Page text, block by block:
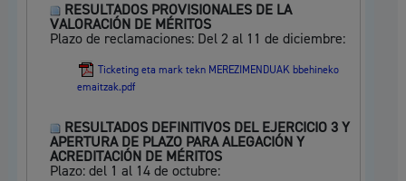
RESULTADOS PROVISIONALES DE LA
VALORACIÓN DE MÉRITOS
Plazo de reclamaciones: Del 2 al 11 de diciembre:
Ticketing eta mark tekn MEREZIMENDUAK bbehineko
emaitzak.pdf
RESULTADOS DEFINITIVOS DEL EJERCICIO 3 Y
APERTURA DE PLAZO PARA ALEGACIÓN Y
ACREDITACIÓN DE MÉRITOS
Plazo: del 1 al 14 de octubre: